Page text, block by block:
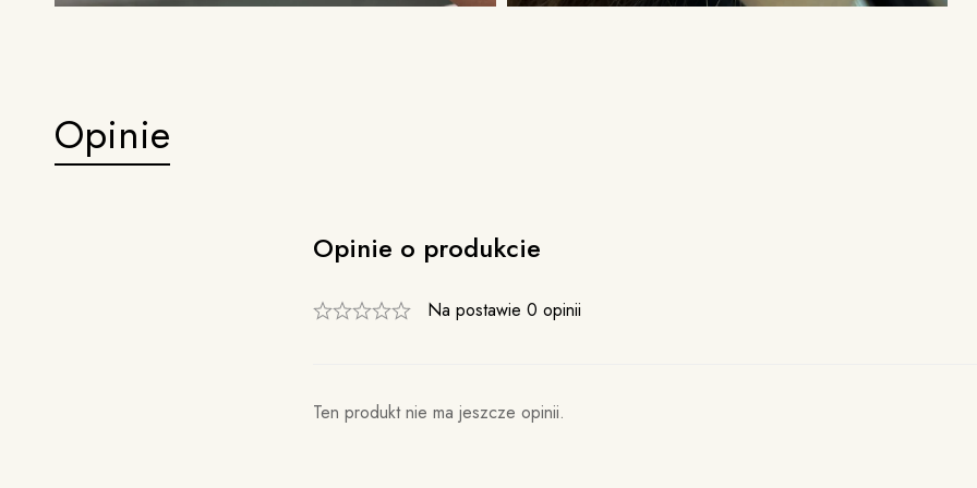
Opinie
Opinie o produkcie
Na postawie 0 opinii
Ten produkt nie ma jeszcze opinii.